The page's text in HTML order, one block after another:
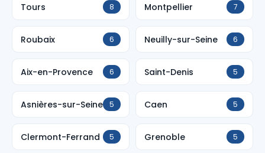
Tours 8 Montpellier 7
Roubaix 6 Neuilly-sur-Seine 6
Aix-en-Provence 6 Saint-Denis 5
Asnières-sur-Seine 5 Caen 5
Clermont-Ferrand 5 Grenoble 5